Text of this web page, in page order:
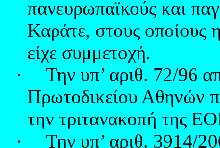
πανευρωπαϊκούς και
Καράτε, στους
είχε συμμετοχή.
·
Την υπ’ αριθ. 72/96
Πρωτοδικείου Αθηνών
την τριτανακοπή της
·
Την υπ’ αριθ. 3914/